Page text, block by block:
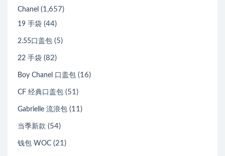
Chanel (1,657)
19 手袋 (44)
2.55口盖包 (5)
22 手袋 (82)
Boy Chanel 口盖包 (16)
CF 经典口盖包 (51)
Gabrielle 流浪包 (11)
当季新款 (54)
钱包 WOC (21)